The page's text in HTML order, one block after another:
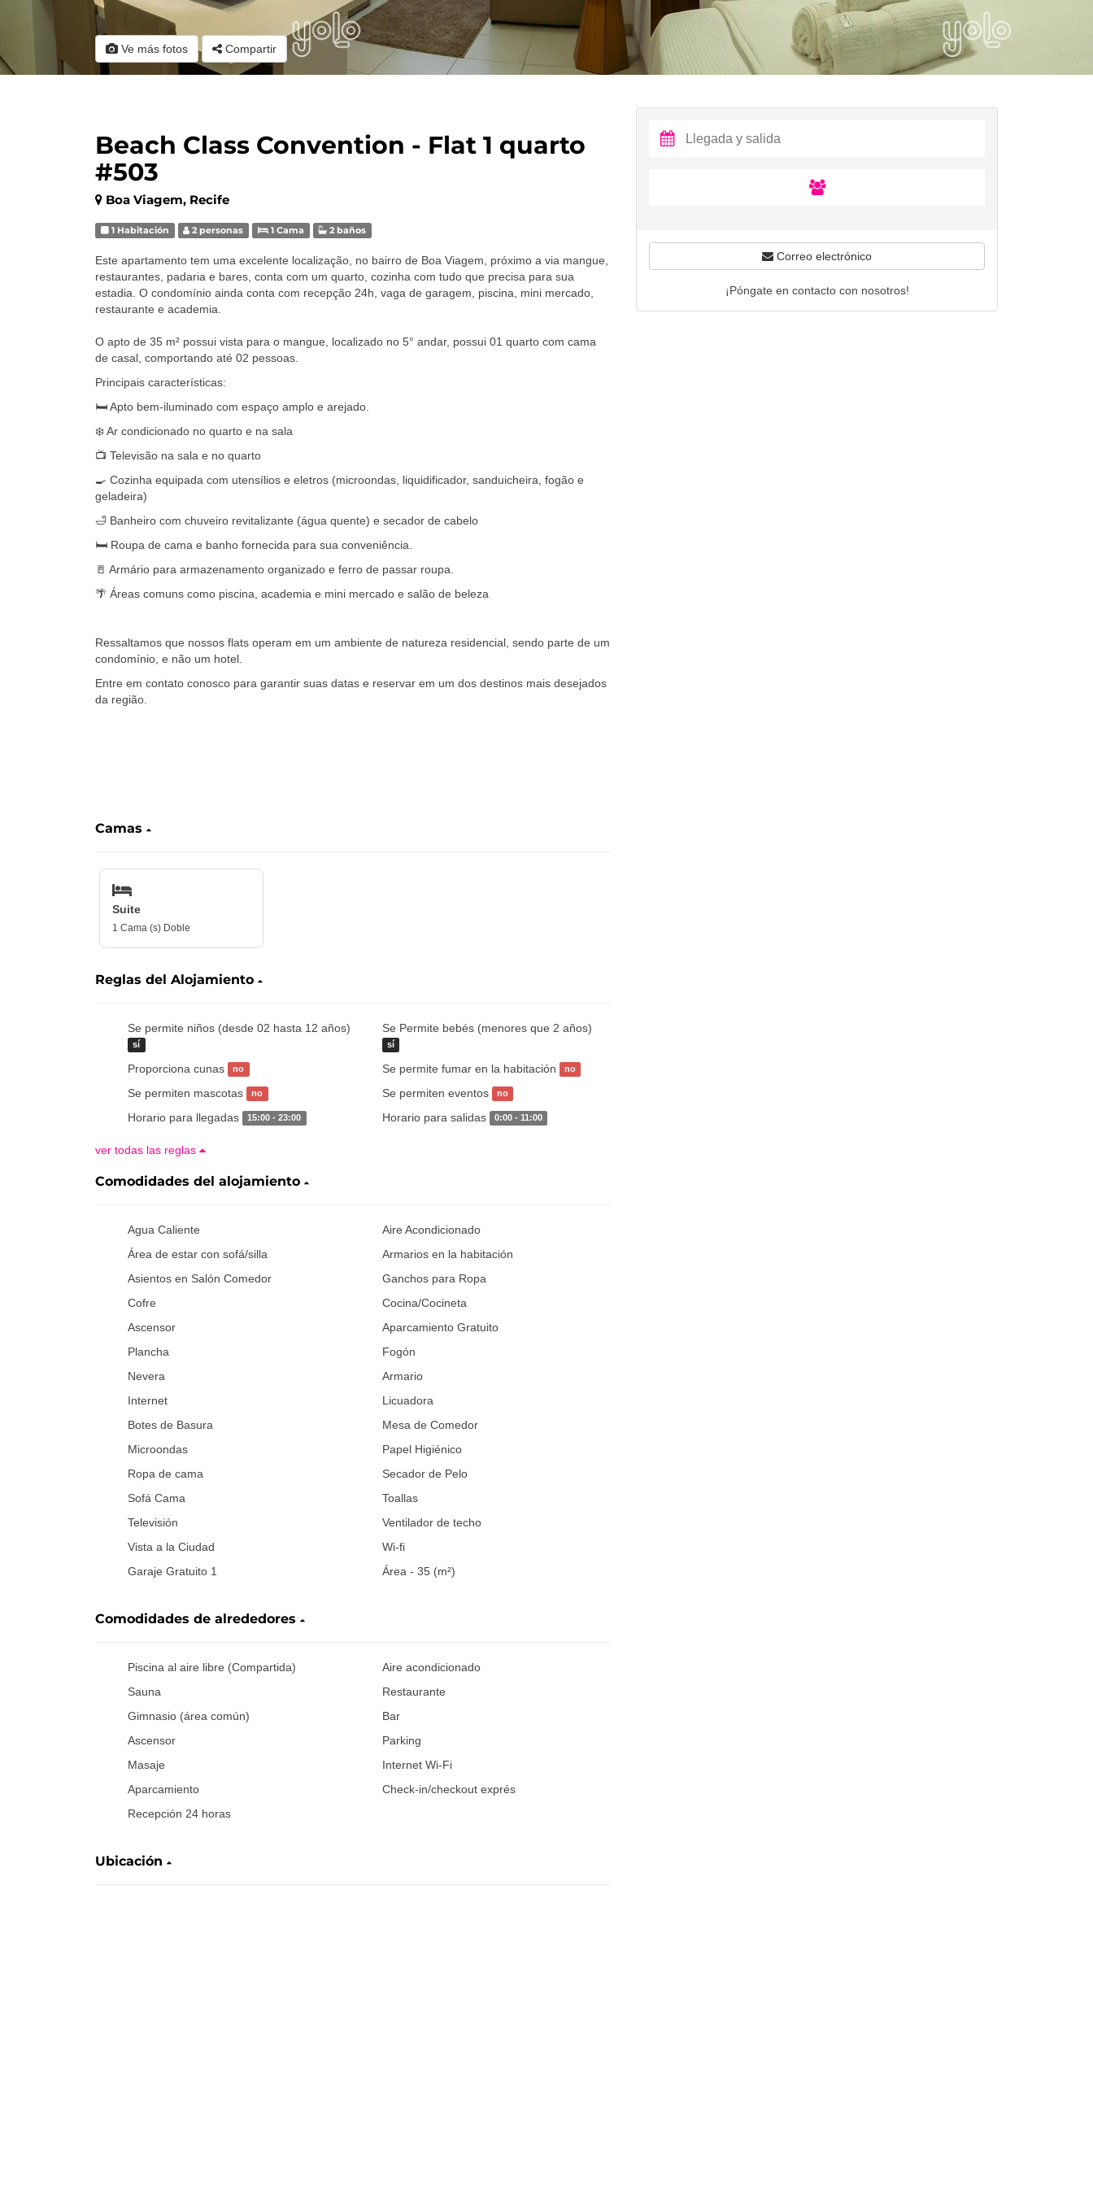
Ve más fotos Compartir
Beach Class Convention - Flat 1 quarto
#503
Boa Viagem, Recife
1 Habitación 2 personas 1 Cama 2 baños
Este apartamento tem uma excelente localização, no bairro de Boa Viagem, próximo a via mangue,
restaurantes, padaria e bares, conta com um quarto, cozinha com tudo que precisa para sua
estadia. O condomínio ainda conta com recepção 24h, vaga de garagem, piscina, mini mercado,
restaurante e academia.
O apto de 35 m² possui vista para o mangue, localizado no 5° andar, possui 01 quarto com cama
de casal, comportando até 02 pessoas.
Principais características:
🛏️ Apto bem-iluminado com espaço amplo e arejado.
❄️ Ar condicionado no quarto e na sala
📺 Televisão na sala e no quarto
🍳 Cozinha equipada com utensílios e eletros (microondas, liquidificador, sanduicheira, fogão e
geladeira)
🛁 Banheiro com chuveiro revitalizante (água quente) e secador de cabelo
🛏️ Roupa de cama e banho fornecida para sua conveniência.
🚪 Armário para armazenamento organizado e ferro de passar roupa.
🌴 Áreas comuns como piscina, academia e mini mercado e salão de beleza
Ressaltamos que nossos flats operam em um ambiente de natureza residencial, sendo parte de um
condomínio, e não um hotel.
Entre em contato conosco para garantir suas datas e reservar em um dos destinos mais desejados
da região.
Camas
Suite
1 Cama (s) Doble
Reglas del Alojamiento
Se permite niños (desde 02 hasta 12 años)
sí
Se Permite bebés (menores que 2 años)
sí
Proporciona cunas no Se permite fumar en la habitación no
Se permiten mascotas no Se permiten eventos no
Horario para llegadas 15:00 - 23:00 Horario para salidas 0:00 - 11:00
ver todas las reglas
Comodidades del alojamiento
Agua Caliente
Aire Acondicionado
Área de estar con sofá/silla
Armarios en la habitación
Asientos en Salón Comedor
Ganchos para Ropa
Cofre
Cocina/Cocineta
Ascensor
Aparcamiento Gratuito
Plancha
Fogón
Nevera
Armario
Internet
Licuadora
Botes de Basura
Mesa de Comedor
Microondas
Papel Higiénico
Ropa de cama
Secador de Pelo
Sofá Cama
Toallas
Televisión
Ventilador de techo
Vista a la Ciudad
Wi-fi
Garaje Gratuito 1
Área - 35 (m²)
Comodidades de alrededores
Piscina al aire libre (Compartida)
Aire acondicionado
Sauna
Restaurante
Gimnasio (área común)
Bar
Ascensor
Parking
Masaje
Internet Wi-Fi
Aparcamiento
Check-in/checkout exprés
Recepción 24 horas
Ubicación
Correo electrónico
¡Póngate en contacto con nosotros!